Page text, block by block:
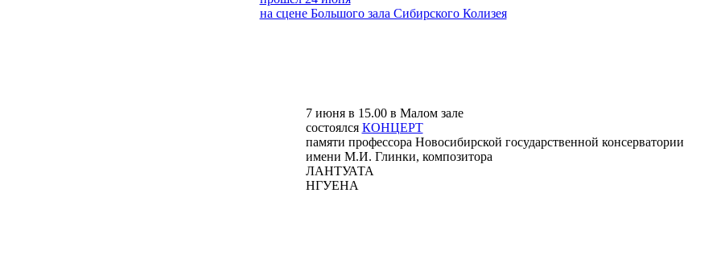
на сцене Большого зала Сибирского Колизея
7 июня в 15.00 в Малом зале
состоялся КОНЦЕРТ
памяти профессора Новосибирской государственной консерватории
имени М.И. Глинки, композитора
ЛАНТУАТА
НГУЕНА